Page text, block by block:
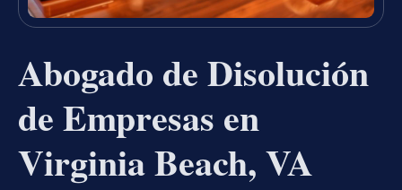
Abogado de Disolución
de Empresas en
Virginia Beach, VA